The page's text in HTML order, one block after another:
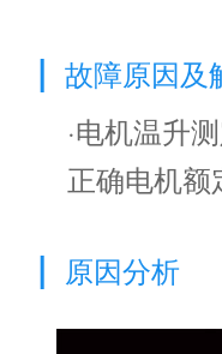
| 故障原因及
·电机温升
正确电机额
| 原因分析